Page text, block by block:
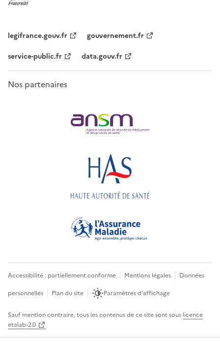
legifrance.gouv.fr
gouvernement.fr
service-public.fr
data.gouv.fr
Nos partenaires
Accessibilité : partiellement conforme Mentions légales
Données
personnelles
Plan du site Paramètres d'affichage
Sauf mention contraire, tous les contenus de ce site sont sous licence
etalab-2.0